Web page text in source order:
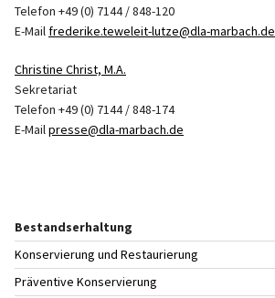
Telefon +49 (0) 7144 / 848-120
E-Mailfrederike.teweleit-lutze@dla-marbach.de
Christine Christ, M.A.
Sekretariat
Telefon +49 (0) 7144 / 848-174
E-Mailpresse@dla-marbach.de
Bestandserhaltung
Konservierung und Restaurierung
Präventive Konservierung